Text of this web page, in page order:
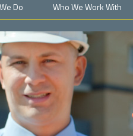
Do Who We Work With